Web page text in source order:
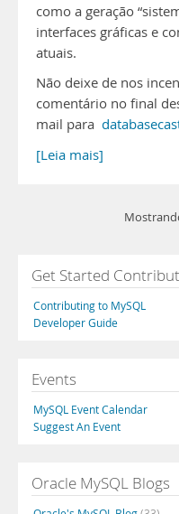
como a geração
interfaces gráficas e
atuais.
Não deixe de nos
comentário no final
mail para
[Leia mais]
Get Started
Contributing to MySQL
Developer Guide
Events
MySQL Event Calendar
Suggest An Event
Oracle MySQL Blogs